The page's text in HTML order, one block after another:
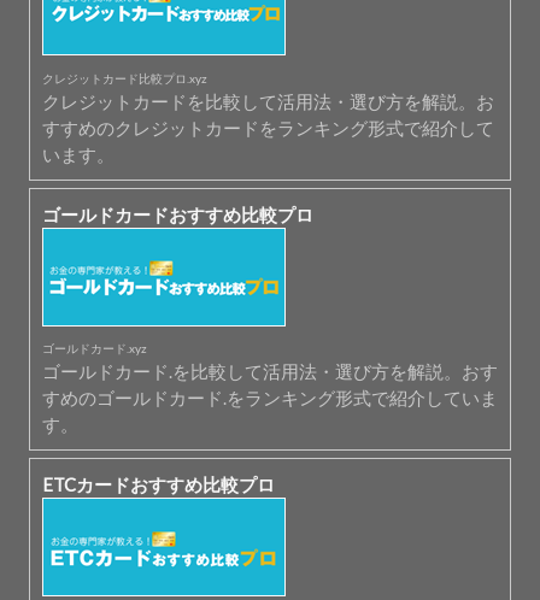
クレジットカード比較プロ.xyz
クレジットカードを比較して活用法・選び方を解説。お
すすめのクレジットカードをランキング形式で紹介して
います。
ゴールドカードおすすめ比較プロ
ゴールドカード.xyz
ゴールドカード.を比較して活用法・選び方を解説。おす
すめのゴールドカード.をランキング形式で紹介していま
す。
ETCカードおすすめ比較プロ